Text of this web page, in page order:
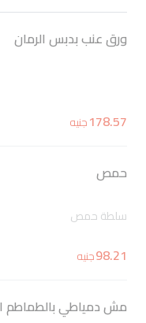
ورق عنب بدبس الرمان
178.57جنيه
حمص
سلطة حمص
98.21جنيه
مش دمياطي بالطماطم